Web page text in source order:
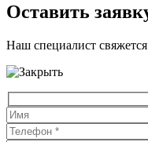
Оставить
Наш специалист